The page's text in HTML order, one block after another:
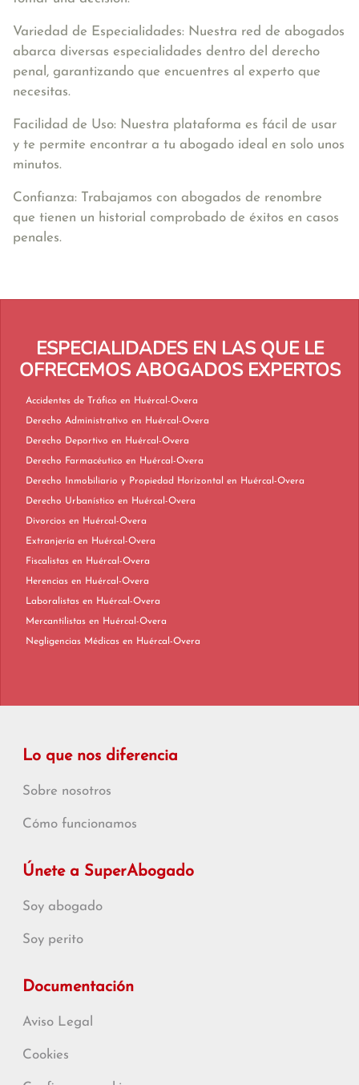
Variedad de Especialidades: Nuestra red de abogados
abarca diversas especialidades dentro del derecho
penal, garantizando que encuentres al experto que
necesitas.
Facilidad de Uso: Nuestra plataforma es fácil de usar
y te permite encontrar a tu abogado ideal en solo unos
minutos.
Confianza: Trabajamos con abogados de renombre
que tienen un historial comprobado de éxitos en casos
penales.
ESPECIALIDADES EN LAS QUE LE
OFRECEMOS ABOGADOS EXPERTOS
Accidentes de Tráfico en Huércal-Overa
Derecho Administrativo en Huércal-Overa
Derecho Deportivo en Huércal-Overa
Derecho Farmacéutico en Huércal-Overa
Derecho Inmobiliario y Propiedad Horizontal en Huércal-Overa
Derecho Urbanístico en Huércal-Overa
Divorcios en Huércal-Overa
Extranjería en Huércal-Overa
Fiscalistas en Huércal-Overa
Herencias en Huércal-Overa
Laboralistas en Huércal-Overa
Mercantilistas en Huércal-Overa
Negligencias Médicas en Huércal-Overa
Lo que nos diferencia
Sobre nosotros
Cómo funcionamos
Únete a SuperAbogado
Soy abogado
Soy perito
Documentación
Aviso Legal
Cookies